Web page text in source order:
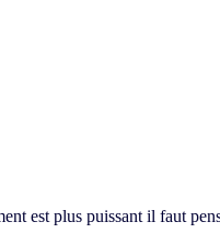
est plus puissant il faut